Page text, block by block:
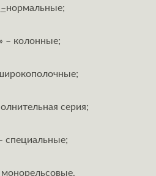
–нормальные;
– колонные;
серия;
специальные;